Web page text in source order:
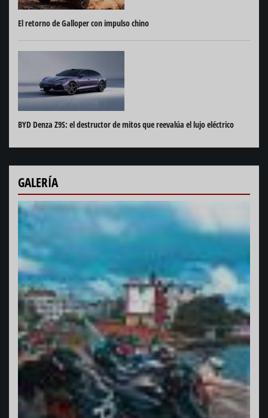
El retorno de Galloper con impulso chino
BYD Denza Z9S: el destructor de mitos que reevalúa el lujo eléctrico
GALERÍA